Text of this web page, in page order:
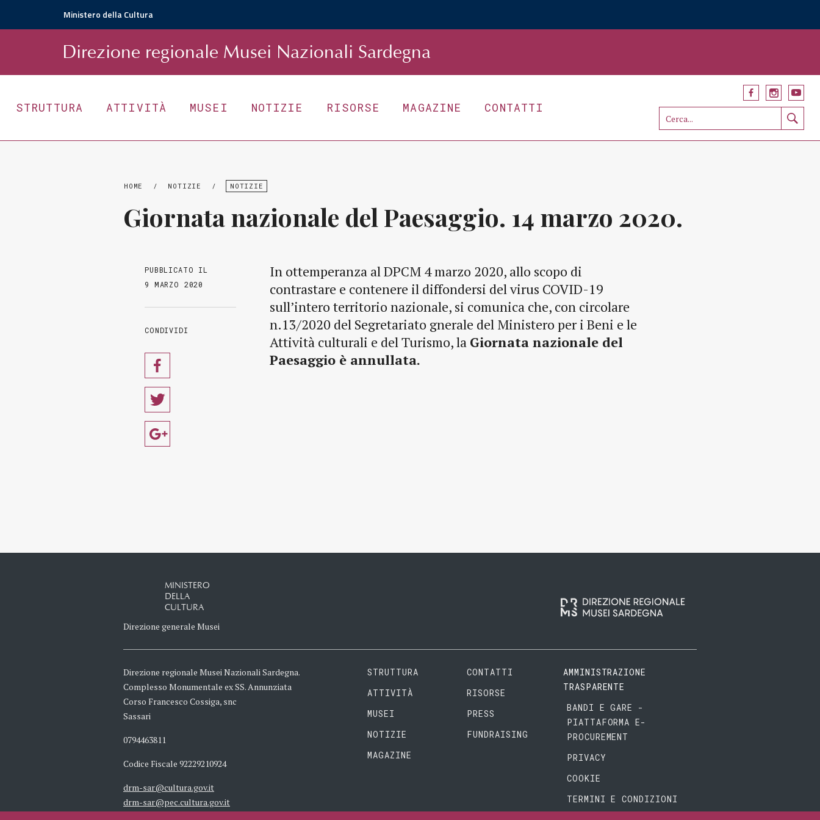
Ministero della Cultura
Direzione regionale Musei Nazionali Sardegna
STRUTTURA ATTIVITÀ MUSEI NOTIZIE RISORSE MAGAZINE CONTATTI
HOME / NOTIZIE / NOTIZIE
Giornata nazionale del Paesaggio. 14 marzo 2020.
PUBBLICATO IL
9 MARZO 2020
CONDIVIDI
In ottemperanza al DPCM 4 marzo 2020, allo scopo di
contrastare e contenere il diffondersi del virus COVID-19
sull’intero territorio nazionale, si comunica che, con circolare
n.13/2020 del Segretariato gnerale del Ministero per i Beni e le
Attività culturali e del Turismo, la Giornata nazionale del
Paesaggio è annullata.
MINISTERO
DELLA
CULTURA
Direzione generale Musei
Direzione regionale Musei Nazionali Sardegna.
Complesso Monumentale ex SS. Annunziata
Corso Francesco Cossiga, snc
Sassari
0794463811
Codice Fiscale 92229210924
drm-sar@cultura.gov.it
drm-sar@pec.cultura.gov.it
STRUTTURA
ATTIVITÀ
MUSEI
NOTIZIE
MAGAZINE
CONTATTI
RISORSE
PRESS
FUNDRAISING
AMMINISTRAZIONE
TRASPARENTE
BANDI E GARE -
PIATTAFORMA E-
PROCUREMENT
PRIVACY
COOKIE
TERMINI E CONDIZIONI